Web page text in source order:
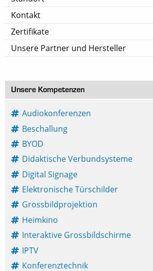
Kontakt
Zertifikate
Unsere Partner und Hersteller
Unsere Kompetenzen
Audiokonferenzen
Beschallung
BYOD
Didaktische Verbundsysteme
Digital Signage
Elektronische Türschilder
Grossbildprojektion
Heimkino
Interaktive Grossbildschirme
IPTV
Konferenztechnik